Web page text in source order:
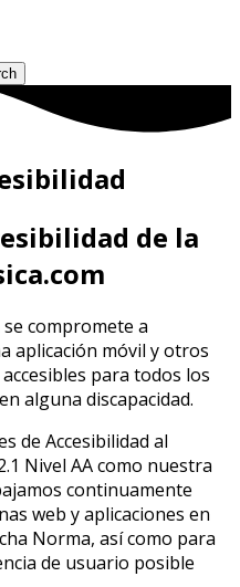
de la
compromete a
aplicación móvil y otros
para todos los
alguna discapacidad.
de Accesibilidad al
Nivel AA como nuestra
continuamente
web y aplicaciones en
Norma, así como para
de usuario posible